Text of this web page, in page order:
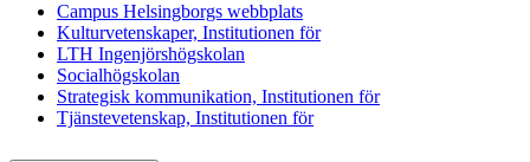
Campus Helsingborgs webbplats
Kulturvetenskaper, Institutionen för
LTH Ingenjörshögskolan
Socialhögskolan
Strategisk kommunikation, Institutionen för
Tjänstevetenskap, Institutionen för